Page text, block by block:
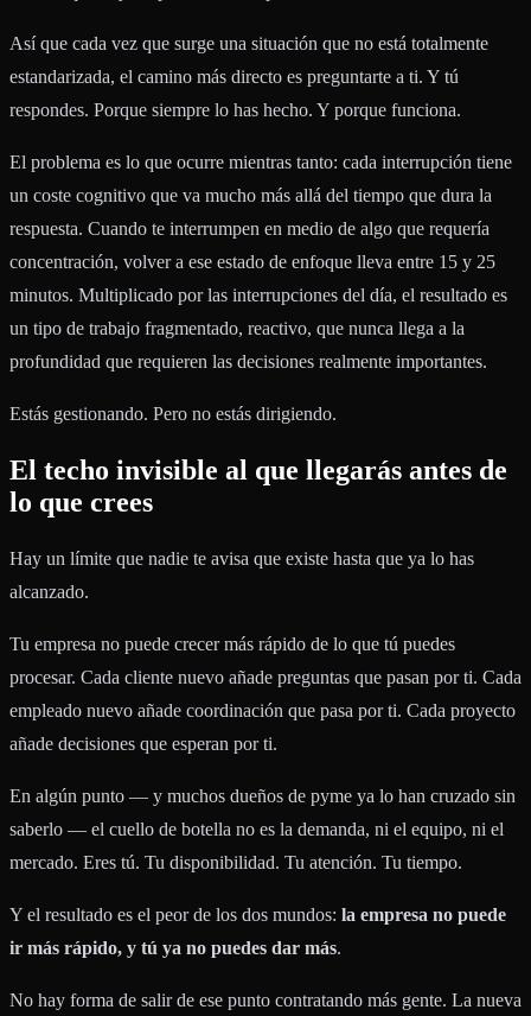
Así que cada vez que surge una situación que no está totalmente
estandarizada, el camino más directo es preguntarte a ti. Y tú
respondes. Porque siempre lo has hecho. Y porque funciona.
El problema es lo que ocurre mientras tanto: cada interrupción tiene
un coste cognitivo que va mucho más allá del tiempo que dura la
respuesta. Cuando te interrumpen en medio de algo que requería
concentración, volver a ese estado de enfoque lleva entre 15 y 25
minutos. Multiplicado por las interrupciones del día, el resultado es
un tipo de trabajo fragmentado, reactivo, que nunca llega a la
profundidad que requieren las decisiones realmente importantes.
Estás gestionando. Pero no estás dirigiendo.
El techo invisible al que llegarás antes de
lo que crees
Hay un límite que nadie te avisa que existe hasta que ya lo has
alcanzado.
Tu empresa no puede crecer más rápido de lo que tú puedes
procesar. Cada cliente nuevo añade preguntas que pasan por ti. Cada
empleado nuevo añade coordinación que pasa por ti. Cada proyecto
añade decisiones que esperan por ti.
En algún punto — y muchos dueños de pyme ya lo han cruzado sin
saberlo — el cuello de botella no es la demanda, ni el equipo, ni el
mercado. Eres tú. Tu disponibilidad. Tu atención. Tu tiempo.
Y el resultado es el peor de los dos mundos: la empresa no puede
ir más rápido, y tú ya no puedes dar más.
No hay forma de salir de ese punto contratando más gente. La nueva